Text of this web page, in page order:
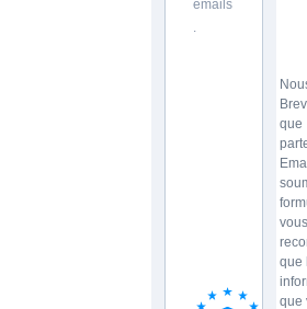
emails
.
que
vous
que
que